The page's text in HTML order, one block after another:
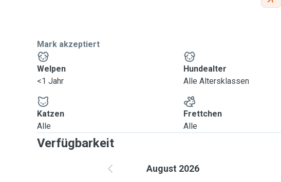
Mark akzeptiert
Welpen
<1 Jahr
Hundealter
Alle Altersklassen
Katzen
Alle
Frettchen
Alle
Verfügbarkeit
August 2026